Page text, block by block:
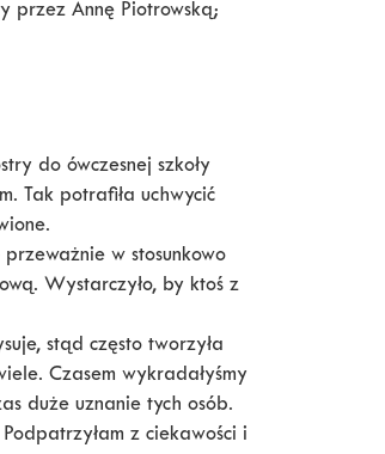
przez Annę Piotrowską;
do ówczesnej szkoły
Tak potrafiła uchwycić
w stosunkowo
Wystarczyło, by ktoś z
stąd często tworzyła
Czasem wykradałyśmy
duże uznanie tych osób.
z ciekawości i